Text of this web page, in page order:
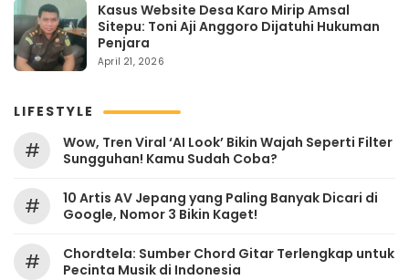
Kasus Website Desa Karo Mirip Amsal
Sitepu: Toni Aji Anggoro Dijatuhi Hukuman
Penjara
April 21, 2026
LIFESTYLE
#
Wow, Tren Viral ‘AI Look’ Bikin Wajah Seperti Filter
Sungguhan! Kamu Sudah Coba?
#
10 Artis AV Jepang yang Paling Banyak Dicari di
Google, Nomor 3 Bikin Kaget!
#
Chordtela: Sumber Chord Gitar Terlengkap untuk
Pecinta Musik di Indonesia